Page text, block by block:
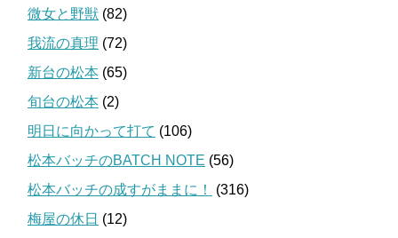
微女と野獣 (82)
我流の真理 (72)
新台の松本 (65)
旬台の松本 (2)
明日に向かって打て (106)
松本バッチのBATCH NOTE (56)
松本バッチの成すがままに！
(316)
梅屋の休日 (12)